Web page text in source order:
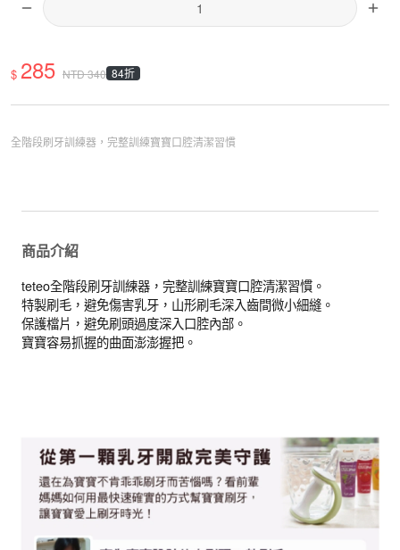
$ 285 NTD340 84折
全階段刷牙訓練器，完整訓練寶寶口腔清潔習慣
商品介紹
teteo全階段刷牙訓練器，完整訓練寶寶口腔清潔習慣。
特製刷毛，避免傷害乳牙，山形刷毛深入齒間微小細縫。
保護檔片，避免刷頭過度深入口腔內部。
寶寶容易抓握的曲面澎澎握把。